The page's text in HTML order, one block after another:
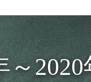
2020